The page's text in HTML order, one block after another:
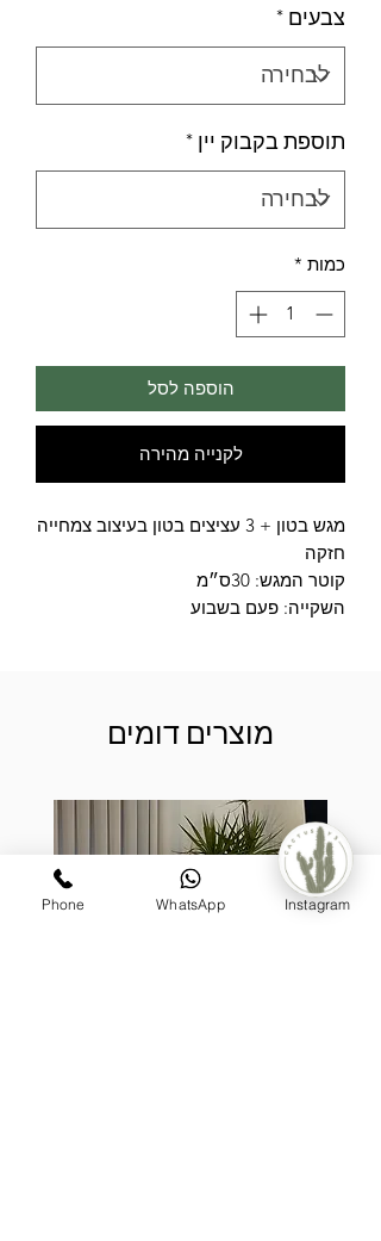
צבעים*
תוספת בקבוק יין*
כמות *
הוספה לסל
לקנייה מהירה
מגש בטון + 3 עציצים בטון בעיצוב צמחייה
חזקה
קוטר המגש: 30ס״מ
השקייה: פעם בשבוע
מוצרים דומים
Phone WhatsApp Instagram